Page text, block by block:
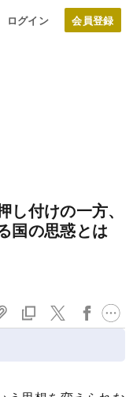
ログイン
し付けの一方、
国の思惑とは